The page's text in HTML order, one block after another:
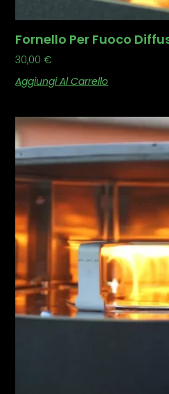
Fornello Per Fuoco
30,00€
Aggiungi Al Carrello